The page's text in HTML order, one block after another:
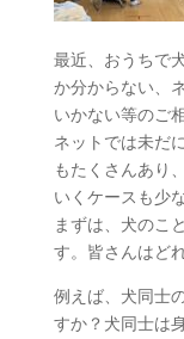
最近、おうちで
か分からない、
いかない等のご
ネットでは未だ
もたくさんあり
いくケースも少
まずは、犬のこ
す。皆さんはど
例えば、犬同士
すか？犬同士は